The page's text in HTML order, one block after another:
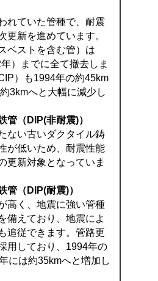
れていた管種で、耐震
更新を進めています。
ベストを含む管）は
）までに全て撤去しま
）も1994年の約45km
3kmへと大幅に減少し
管（DIP(非耐震)）
ない古いダクタイル鋳
が低いため、耐震性能
更新対象となっていま
管（DIP(耐震)）
高く、地震に強い管種
備えており、地震によ
追従できます。管路更
用しており、1994年の
には約35kmへと増加し